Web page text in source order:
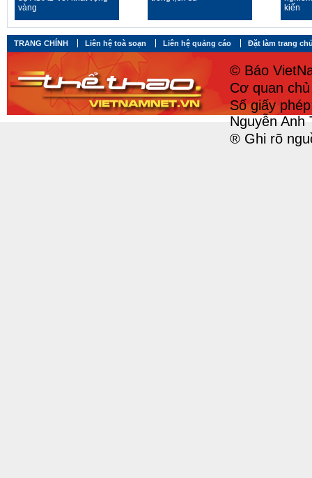
vàng
kiến
TRANG CHÍNH Liên hệ toà soạn Liên hệ quảng cáo Đặt làm trang
© Báo
Cơ quan
Số giấy
Nguyễn Anh
® Ghi rõ